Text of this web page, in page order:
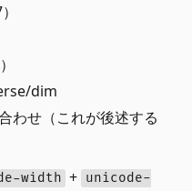
）
dim
わせ（これが後述する
width + unicode-